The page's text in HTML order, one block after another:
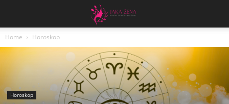
Home Horoskop
Horoskop